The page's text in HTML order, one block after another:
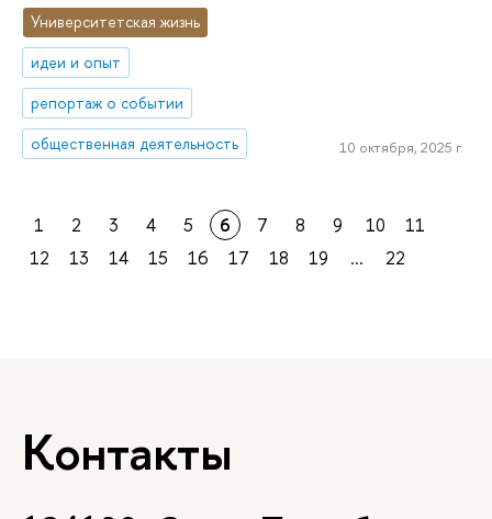
Университетская жизнь
идеи и опыт
репортаж о событии
общественная деятельность
10 октября, 2025 г.
1 2 3 4 5 6 7 8 9 10
11
12
13 14 15 16 17 18 19 ... 22
Контакты